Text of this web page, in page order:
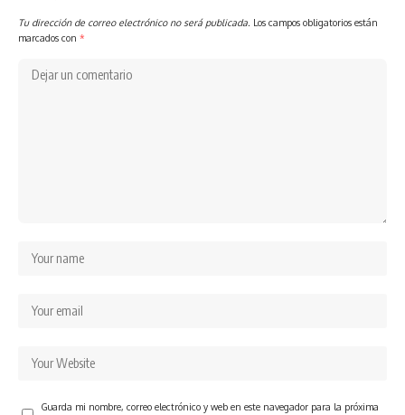
Tu dirección de correo electrónico no será publicada. Los campos obligatorios están
marcados con *
Guarda mi nombre, correo electrónico y web en este navegador para la próxima